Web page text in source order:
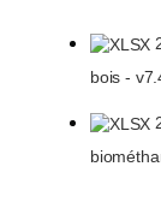
bois -